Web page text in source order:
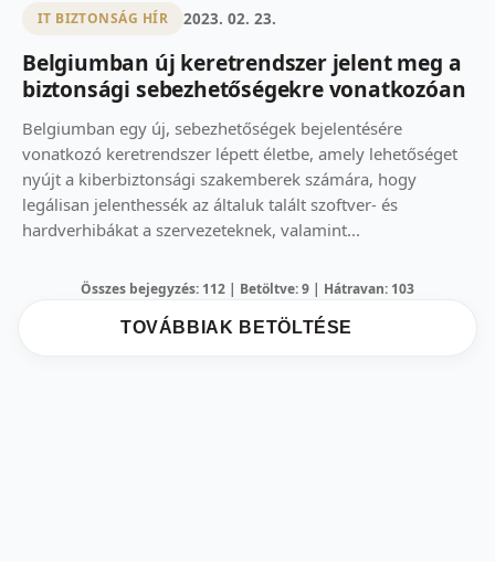
IT BIZTONSÁG HÍR 2023. 02. 23.
Belgiumban új keretrendszer jelent meg a
biztonsági sebezhetőségekre vonatkozóan
Belgiumban egy új, sebezhetőségek bejelentésére
vonatkozó keretrendszer lépett életbe, amely lehetőséget
nyújt a kiberbiztonsági szakemberek számára, hogy
legálisan jelenthessék az általuk talált szoftver- és
hardverhibákat a szervezeteknek, valamint...
Összes bejegyzés: 112 | Betöltve: 9 | Hátravan: 103
TOVÁBBIAK BETÖLTÉSE